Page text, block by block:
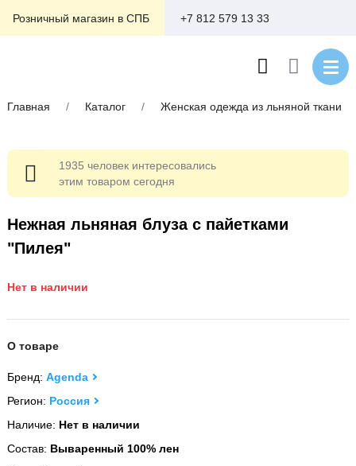
Розничный магазин в СПБ +7 812 579 13 33
Главная / Каталог / Женская одежда из льняной ткани
Нежная льняная блуза с пайетками
"Пилея"
Нет в наличии
О товаре
Бренд: Agenda
Регион: Россия
Наличие: Нет в наличии
Состав: Вываренный 100% лен
1935 человек интересовались
этим товаром сегодня